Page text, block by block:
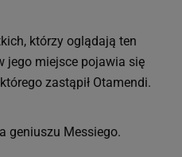
którzy oglądają ten
jego miejsce pojawia się
zastąpił Otamendi.
geniuszu Messiego.